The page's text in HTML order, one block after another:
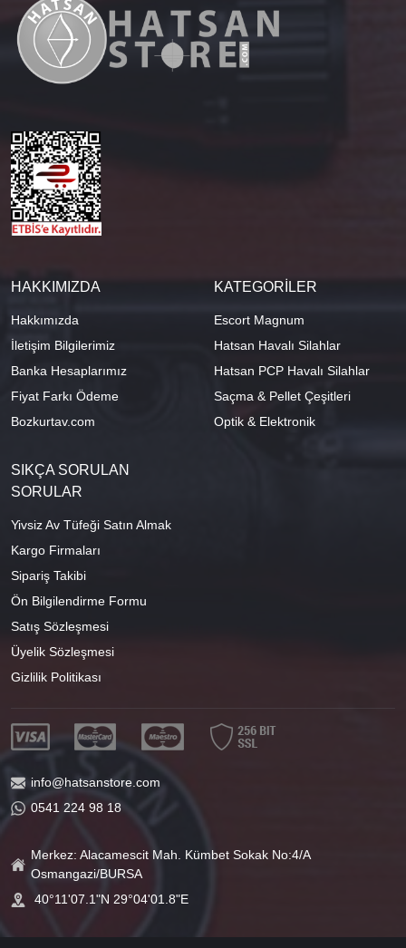
HAKKIMIZDA
Hakkımızda
İletişim Bilgilerimiz
Banka Hesaplarımız
Fiyat Farkı Ödeme
Bozkurtav.com
KATEGORİLER
Escort Magnum
Hatsan Havalı Silahlar
Hatsan PCP Havalı Silahlar
Saçma & Pellet Çeşitleri
Optik & Elektronik
SIKÇA SORULAN
SORULAR
Yivsiz Av Tüfeği Satın Almak
Kargo Firmaları
Sipariş Takibi
Ön Bilgilendirme Formu
Satış Sözleşmesi
Üyelik Sözleşmesi
Gizlilik Politikası
info@hatsanstore.com
0541 224 98 18
Merkez: Alacamescit Mah. Kümbet Sokak No:4/A
Osmangazi/BURSA
40°11'07.1"N 29°04'01.8"E